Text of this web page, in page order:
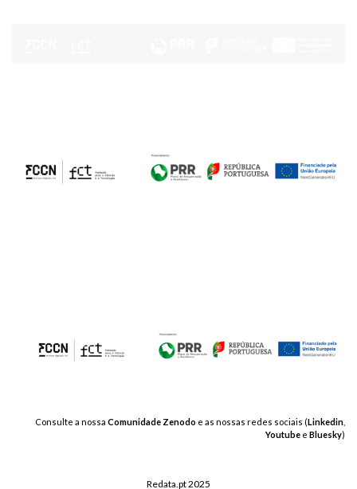
Consulte a nossa Comunidade Zenodo e as nossas redes sociais (Linkedin
Youtube e Bluesky)
Redata.pt 2025